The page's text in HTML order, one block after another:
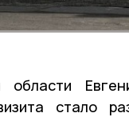
стало